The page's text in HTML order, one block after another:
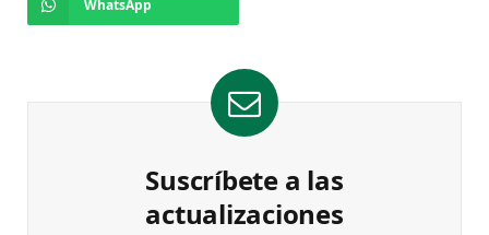
WhatsApp
Suscríbete a las
actualizaciones